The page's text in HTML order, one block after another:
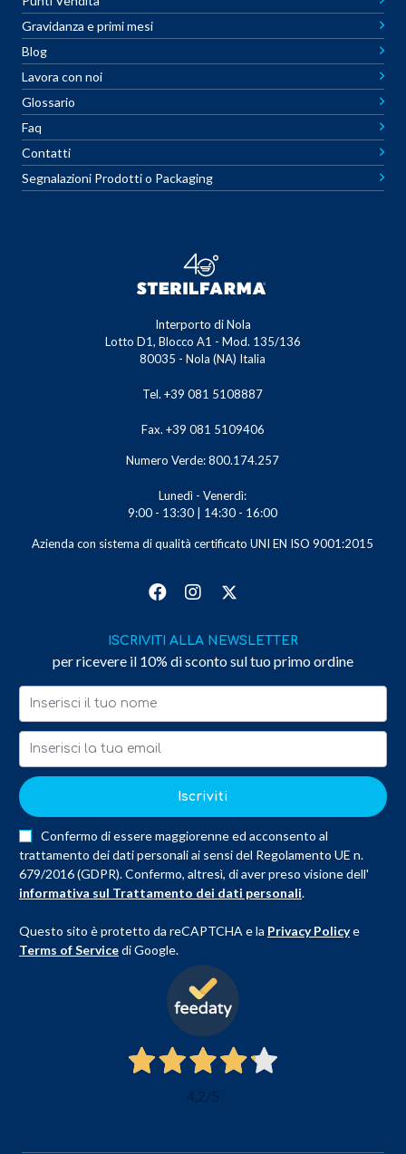
Gravidanza e primi mesi
Blog
Lavora con noi
Glossario
Faq
Contatti
Segnalazioni Prodotti o Packaging
Interporto di Nola
Lotto D1, Blocco A1 - Mod. 135/136
80035 - Nola (NA) Italia
Tel. +39 081 5108887
Fax. +39 081 5109406
Numero Verde: 800.174.257
Lunedì - Venerdì:
9:00 - 13:30 | 14:30 - 16:00
Azienda con sistema di qualità certificato UNI EN ISO 9001:2015
ISCRIVITI ALLA NEWSLETTER
per ricevere il 10% di sconto sul tuo primo ordine
Iscriviti
Confermo di essere maggiorenne ed acconsento al
trattamento dei dati personali ai sensi del Regolamento UE n.
679/2016 (GDPR). Confermo, altresì, di aver preso visione dell'
informativa sul Trattamento dei dati personali.
Questo sito è protetto da reCAPTCHA e la Privacy Policye
Terms of Servicedi Google.
4,2/5